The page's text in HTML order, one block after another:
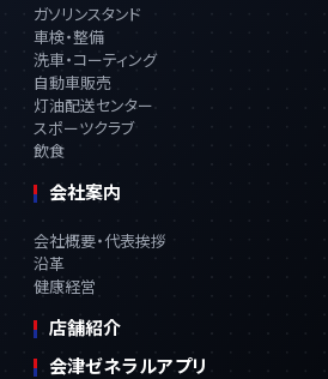
ガソリンスタンド
車検・整備
洗車・コーティング
自動車販売
灯油配送センター
スポーツクラブ
飲食
会社案内
会社概要・代表挨拶
沿革
健康経営
店舗紹介
会津ゼネラルアプリ